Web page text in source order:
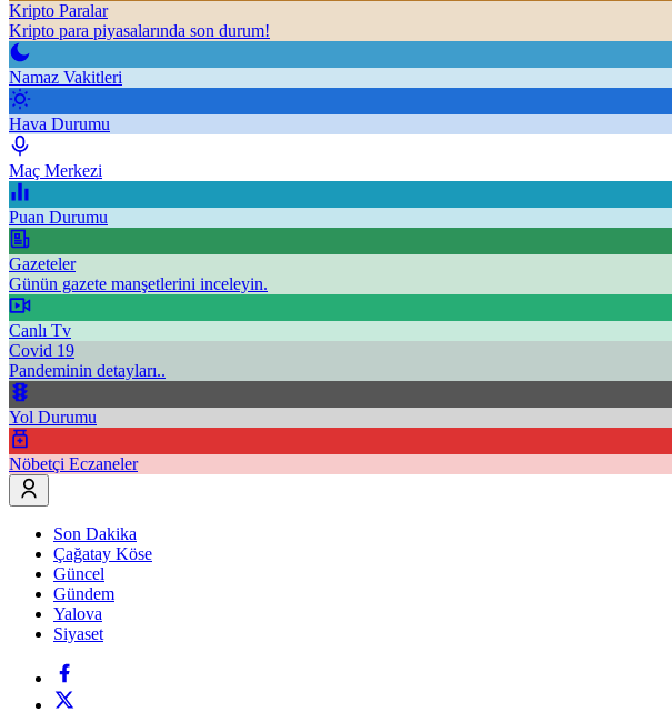
Kripto Paralar
Kripto para piyasalarında son durum!
Namaz Vakitleri
Hava Durumu
Maç Merkezi
Puan Durumu
Gazeteler
Günün gazete manşetlerini inceleyin.
Canlı Tv
Covid 19
Pandeminin detayları..
Yol Durumu
Nöbetçi Eczaneler
Son Dakika
Çağatay Köse
Güncel
Gündem
Yalova
Siyaset